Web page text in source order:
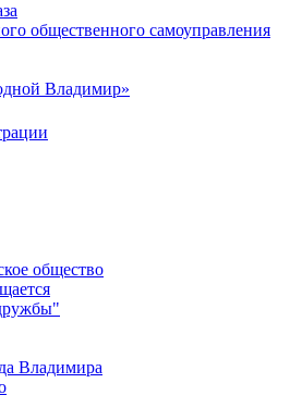
общественного самоуправления
Владимир»
общество
Владимира